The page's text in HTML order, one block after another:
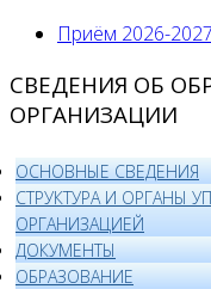
Приём 2026-2027
СВЕДЕНИЯ ОБ
ОРГАНИЗАЦИИ
ОСНОВНЫЕ СВЕДЕНИЯ
СТРУКТУРА И ОРГАНЫ
ОРГАНИЗАЦИЕЙ
ДОКУМЕНТЫ
ОБРАЗОВАНИЕ